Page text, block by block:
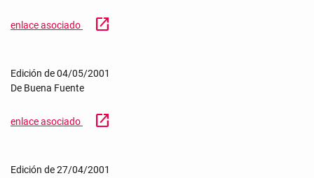
enlace asociado open_in_new
Edición de 04/05/2001
De Buena Fuente
enlace asociado open_in_new
Edición de 27/04/2001